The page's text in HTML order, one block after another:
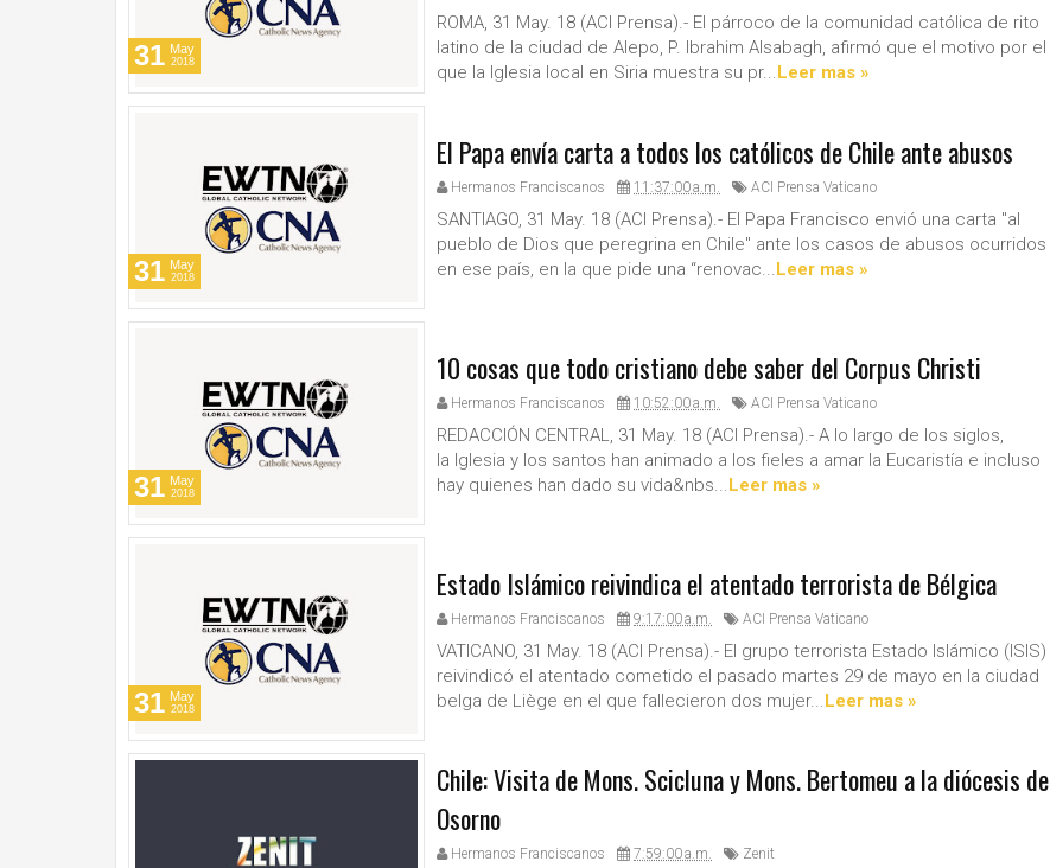
ROMA, 31 May. 18 (ACI Prensa).- El párroco de la comunidad católica de rito
latino de la ciudad de Alepo, P. Ibrahim Alsabagh, afirmó que el motivo por el
que la Iglesia local en Siria muestra su pr...Leer mas »
31 May
2018
El Papa envía carta a todos los católicos de Chile ante abusos
Hermanos Franciscanos 11:37:00 a.m. ACI Prensa Vaticano
SANTIAGO, 31 May. 18 (ACI Prensa).- El Papa Francisco envió una carta "al
pueblo de Dios que peregrina en Chile" ante los casos de abusos ocurridos
en ese país, en la que pide una “renovac...Leer mas »
31 May
2018
10 cosas que todo cristiano debe saber del Corpus Christi
Hermanos Franciscanos 10:52:00 a.m. ACI Prensa Vaticano
REDACCIÓN CENTRAL, 31 May. 18 (ACI Prensa).- A lo largo de los siglos,
la Iglesia y los santos han animado a los fieles a amar la Eucaristía e incluso
hay quienes han dado su vida&nbs...Leer mas »
31 May
2018
Estado Islámico reivindica el atentado terrorista de Bélgica
Hermanos Franciscanos 9:17:00 a.m. ACI Prensa Vaticano
VATICANO, 31 May. 18 (ACI Prensa).- El grupo terrorista Estado Islámico (ISIS)
reivindicó el atentado cometido el pasado martes 29 de mayo en la ciudad
belga de Liège en el que fallecieron dos mujer...Leer mas »
31 May
2018
Chile: Visita de Mons. Scicluna y Mons. Bertomeu a la diócesis de
Osorno
Hermanos Franciscanos 7:59:00 a.m. Zenit